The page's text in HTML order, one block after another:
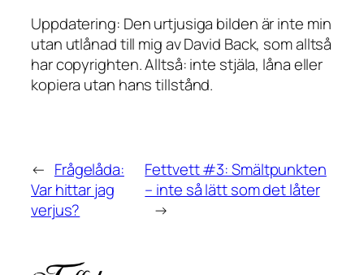
Uppdatering: Den urtjusiga bilden är inte min
utan utlånad till mig av David Back, som alltså
har copyrighten. Alltså: inte stjäla, låna eller
kopiera utan hanstillstånd.
← Frågelåda:
Var hittar jag
verjus?
Fettvett #3: Smältpunkten
– inte så lätt som det låter
→